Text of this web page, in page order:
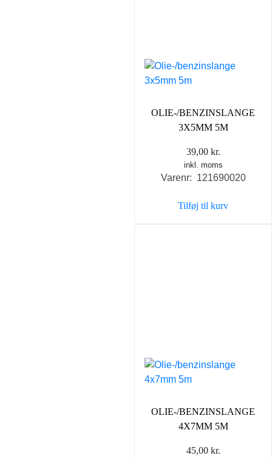
OLIE-/BENZINSLANGE
3X5MM 5M
39,00 kr.
inkl. moms
Varenr: 121690020
Tilføj til kurv
OLIE-/BENZINSLANGE
4X7MM 5M
45,00 kr.